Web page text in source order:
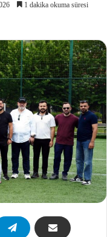
1 dakika okuma süresi